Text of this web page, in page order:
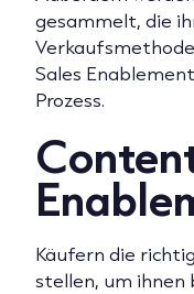
gesammelt, die
Sales
Prozess.
Käufern die
stellen, um ihnen